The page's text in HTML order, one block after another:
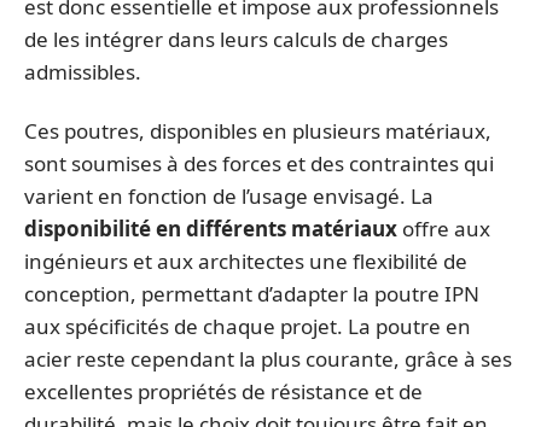
est donc essentielle et impose aux professionnels
de les intégrer dans leurs calculs de charges
admissibles.
Ces poutres, disponibles en plusieurs matériaux,
sont soumises à des forces et des contraintes qui
varient en fonction de l’usage envisagé. La
disponibilité en différents matériaux offre aux
ingénieurs et aux architectes une flexibilité de
conception, permettant d’adapter la poutre IPN
aux spécificités de chaque projet. La poutre en
acier reste cependant la plus courante, grâce à ses
excellentes propriétés de résistance et de